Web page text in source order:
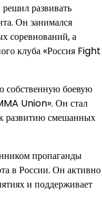
развивать
Он занимался
соревнований, а
клуба «Россия Fight
собственную боевую
Union». Он стал
развитию смешанных
пропаганды
в России. Он активно
и поддерживает